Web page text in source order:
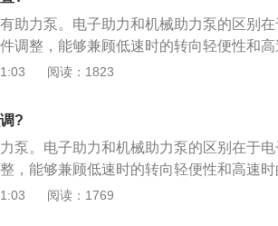
助力泵。电子助力和机械助力泵的区别在
调整，能够兼顾低速时的转向轻便性和高
强，不依赖电子系统，即便液压坏了也还
原理是：转矩传感器与转向轴（小齿轮轴
传感器开始工作，把输入轴和输出轴在扭
信号传给ECU，ECU根据车速传感器和
和助力电流的大小，从而完成实时控制
统机械转向系统的基础上发展起来的。
阅读：1823
?
泵。电子助力和机械助力泵的区别在于电
，能够兼顾低速时的转向轻便性和高速
不依赖电子系统，即便液压坏了也还是能
阅读：1769